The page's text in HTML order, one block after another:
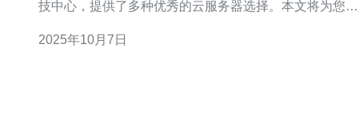
技中心，提供了多种优秀的云服务器选择。本文将为您推
众多选择中找到最适合的服务。 新加坡最佳的云服务器托
2025年10月7日